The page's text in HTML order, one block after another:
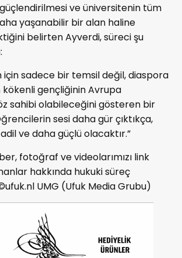
ve üniversitenin tüm
yaşanabilir bir alan haline
belirten Ayverdi, süreci şu
için sadece bir temsil değil, diaspora
gençliğinin Avrupa
sahibi olabileceğini gösteren bir
sesi daha gür çıktıkça,
ve daha güçlü olacaktır.”
fotoğraf ve videolarımızı link
hakkında hukuki süreç
UMG (Ufuk Media Grubu)